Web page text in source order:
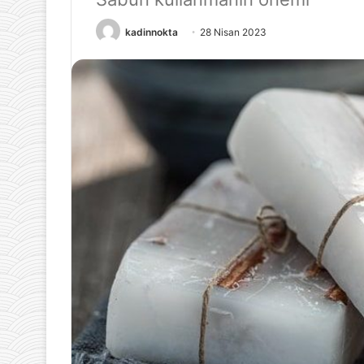
kadinnokta 28 Nisan 2023
Kış